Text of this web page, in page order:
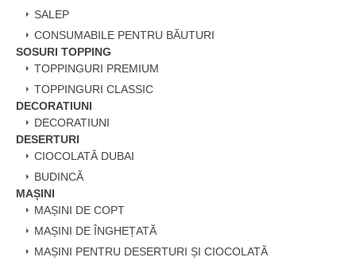
SALEP
CONSUMABILE PENTRU BĂUTURI
SOSURI TOPPING
TOPPINGURI PREMIUM
TOPPINGURI CLASSIC
DECORATIUNI
DECORATIUNI
DESERTURI
CIOCOLATĂ DUBAI
BUDINCĂ
MAȘINI
MAȘINI DE COPT
MAȘINI DE ÎNGHEȚATĂ
MAȘINI PENTRU DESERTURI ȘI CIOCOLATĂ